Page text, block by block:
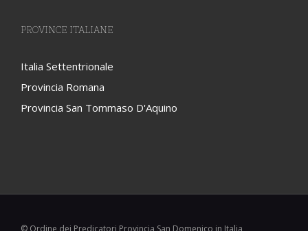
PROVINCE ITALIANE
Italia Settentrionale
Provincia Romana
Provincia San Tommaso D'Aquino
© Ordine dei Predicatori Provincia San Domenico in Italia